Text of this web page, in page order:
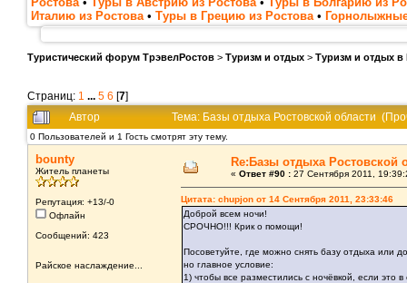
Италию из Ростова • Туры в Грецию из Ростова •
Туристический форум ТрэвелРостов > Туризм и отдых > Туризм и отдых в
Страниц: 1 ... 5 6 [7]
Автор
Тема: Базы отдыха Ростовской области
0 Пользователей и 1 Гость смотрят эту тему.
bounty
Житель планеты
Репутация: +13/-0
Офлайн
Сообщений: 423
Райское наслаждение...
Re:Базы отдыха Ростовской
« Ответ #90 : 27 Сентября 2011,
Цитата: chupjon от 14 Сентября 2011, 23:33:46
Доброй всем ночи!
СРОЧНО!!! Крик о помощи!
Посоветуйте, где можно снять базу отдыха или
но главное условие:
1) чтобы все разместились с ночёвкой, если это в